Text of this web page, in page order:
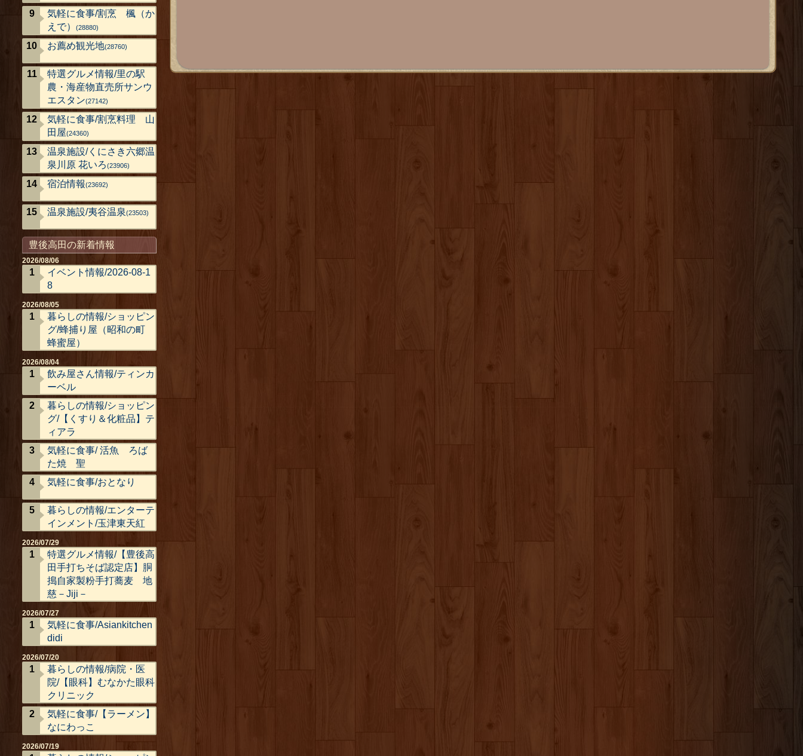
気軽に食事/割烹 楓（か
えで）
(28880)
お薦め観光地(28760)
特選グルメ情報/里の駅
農・海産物直売所サンウ
エスタン(27142)
気軽に食事/割烹料理 山
田屋(24360)
温泉施設/くにさき六郷温
泉川原 花いろ(23906)
宿泊情報(23692)
温泉施設/夷谷温泉(23503)
豊後高田の新着情報
2026/08/06
イベント情報/2026-08-1
8
2026/08/05
暮らしの情報/ショッピン
グ/蜂捕り屋（昭和の町
蜂蜜屋）
2026/08/04
飲み屋さん情報/ティンカ
ーベル
暮らしの情報/ショッピン
グ/【くすり＆化粧品】テ
ィアラ
気軽に食事/ 活魚 ろば
た焼 聖
気軽に食事/おとなり
暮らしの情報/エンターテ
インメント/玉津東天紅
2026/07/29
特選グルメ情報/【豊後高
田手打ちそば認定店】胴
搗自家製粉手打蕎麦 地
慈－Jiji－
2026/07/27
気軽に食事/Asiankitchen
didi
2026/07/20
暮らしの情報/病院・医
院/【眼科】むなかた眼科
クリニック
気軽に食事/【ラーメン】
なにわっこ
2026/07/19